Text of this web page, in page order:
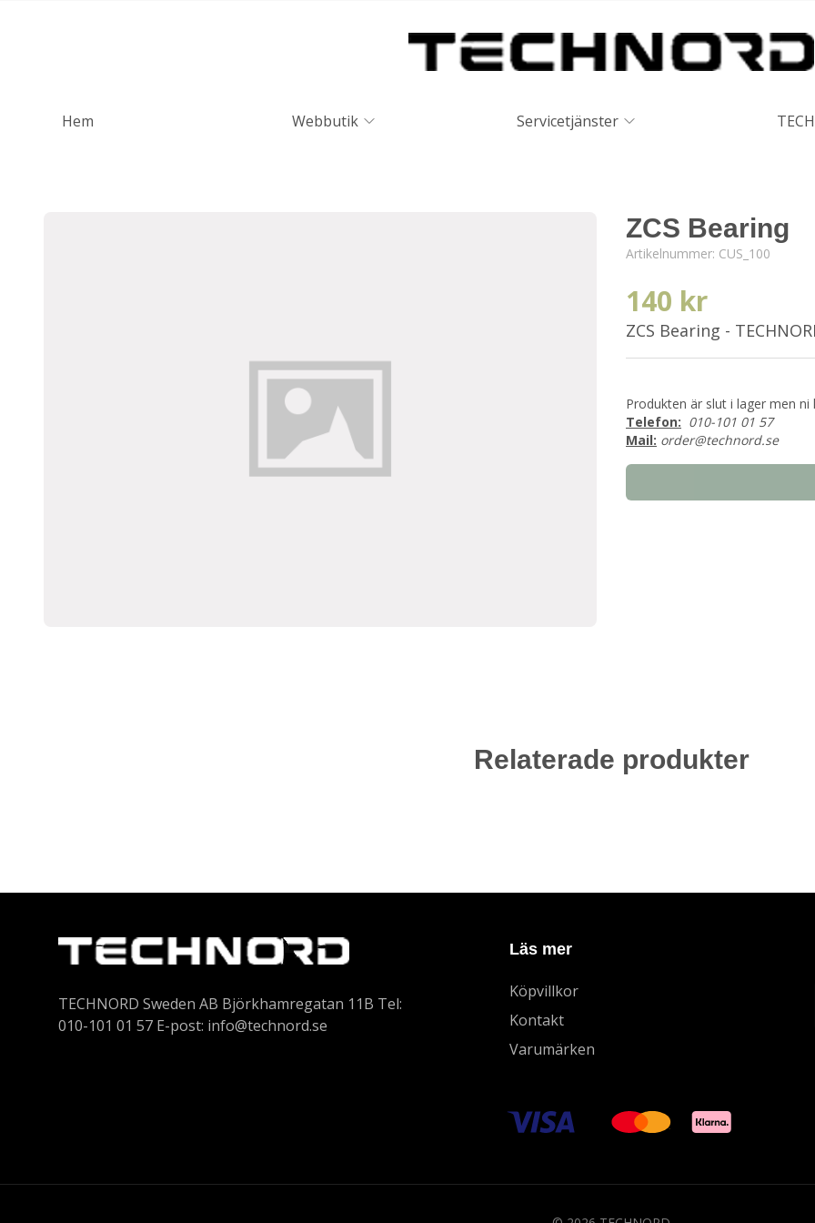
Hem Webbutik Servicetjänster
ZCS Bearing
Artikelnummer: CUS_100
140 kr
ZCS Bearing -
Produkten är slut i lager men
Telefon: 010-101 01 57
Mail: order@technord.se
Relaterade produkter
TECHNORD Sweden AB Björkhamregatan 11B Tel:
010-101 01 57 E-post: info@technord.se
Läs mer
Köpvillkor
Kontakt
Varumärken